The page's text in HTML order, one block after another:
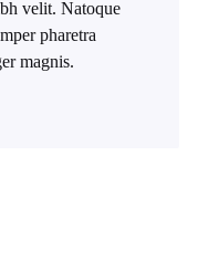
velit. Natoque
pharetra
magnis.